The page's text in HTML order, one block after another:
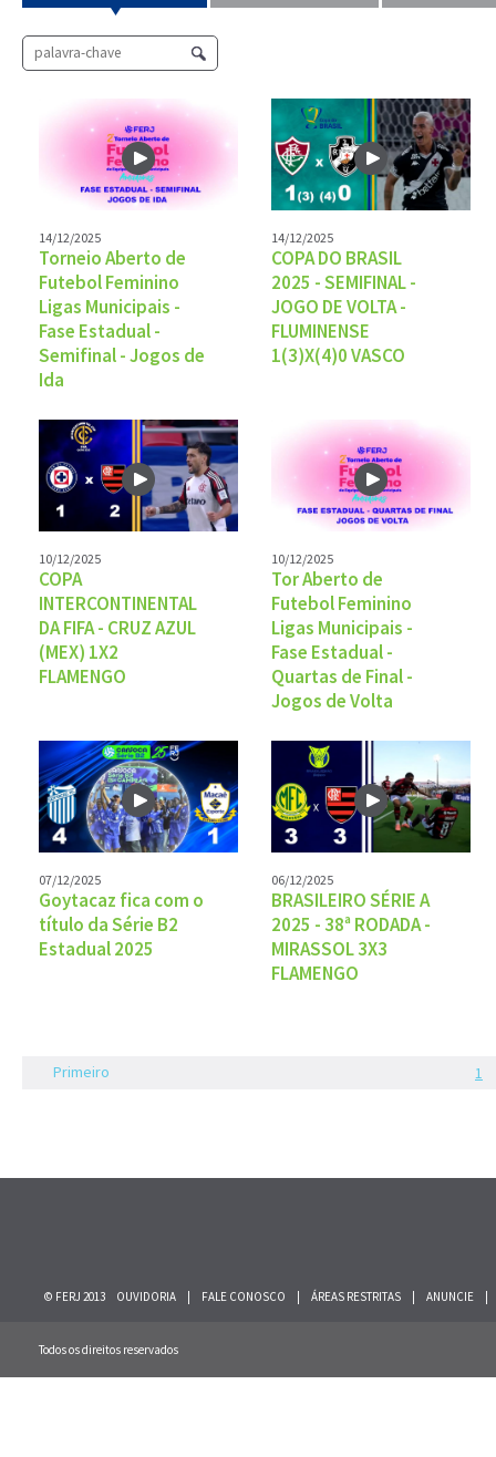
14/12/2025
Torneio Aberto de
Futebol Feminino
Ligas Municipais -
Fase Estadual -
Semifinal - Jogos de
Ida
14/12/2025
COPA DO BRASIL
2025 - SEMIFINAL -
JOGO DE VOLTA -
FLUMINENSE
1(3)X(4)0 VASCO
10/12/2025
COPA
INTERCONTINENTAL
DA FIFA - CRUZ AZUL
(MEX) 1X2
FLAMENGO
10/12/2025
Tor Aberto de
Futebol Feminino
Ligas Municipais -
Fase Estadual -
Quartas de Final -
Jogos de Volta
07/12/2025
Goytacaz fica com o
título da Série B2
Estadual 2025
06/12/2025
BRASILEIRO SÉRIE A
2025 - 38ª RODADA -
MIRASSOL 3X3
FLAMENGO
Primeiro 1
© FERJ 2013 OUVIDORIA FALE CONOSCO ÁREAS RESTRITAS ANUNCIE
Todos os direitos reservados